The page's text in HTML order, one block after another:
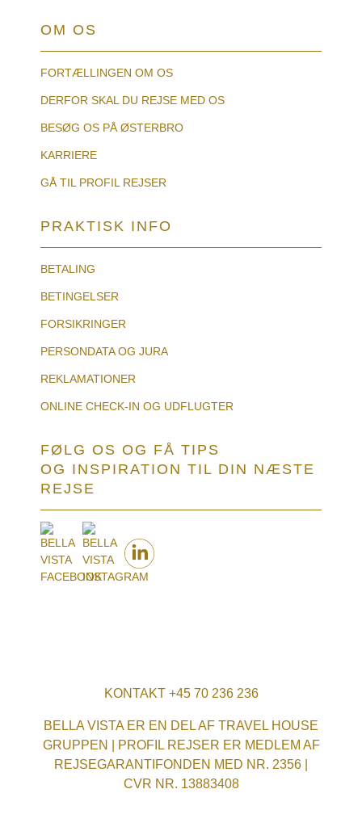
OM OS
FORTÆLLINGEN OM OS
DERFOR SKAL DU REJSE MED OS
BESØG OS PÅ ØSTERBRO
KARRIERE
GÅ TIL PROFIL REJSER
PRAKTISK INFO
BETALING
BETINGELSER
FORSIKRINGER
PERSONDATA OG JURA
REKLAMATIONER
ONLINE CHECK-IN OG UDFLUGTER
FØLG OS OG FÅ TIPS
OG INSPIRATION TIL DIN NÆSTE
REJSE
KONTAKT +45 70 236 236
BELLA VISTA ER EN DEL AF TRAVEL HOUSE
GRUPPEN | PROFIL REJSER ER MEDLEM AF
REJSEGARANTIFONDEN MED NR. 2356 |
CVR NR. 13883408